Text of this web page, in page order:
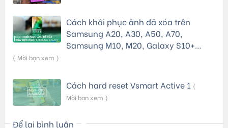
Cách khôi phục ảnh đã xóa trên
Samsung A20, A30, A50, A70,
Samsung M10, M20, Galaxy S10+…
( Mời bạn xem )
Cách hard reset Vsmart Active 1 (
Mời bạn xem )
Để lại bình luận